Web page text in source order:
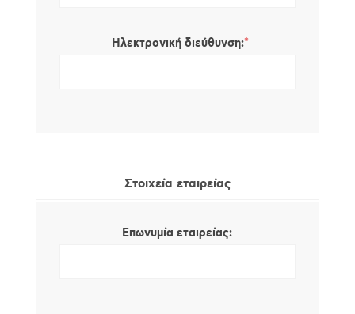
Ηλεκτρονική διεύθυνση:*
Στοιχεία εταιρείας
Επωνυμία εταιρείας: